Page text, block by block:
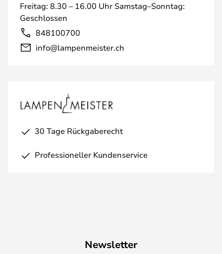
Freitag: 8.30 – 16.00 Uhr Samstag–Sonntag:
Geschlossen
848100700
info@lampenmeister.ch
30 Tage Rückgaberecht
Professioneller Kundenservice
Newsletter